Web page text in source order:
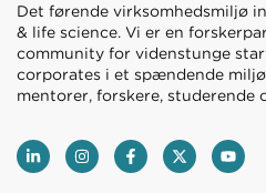
Det førende virksomhedsmiljø
& life science. Vi er en
community for videnstunge
corporates i et spændende
mentorer, forskere, studerende